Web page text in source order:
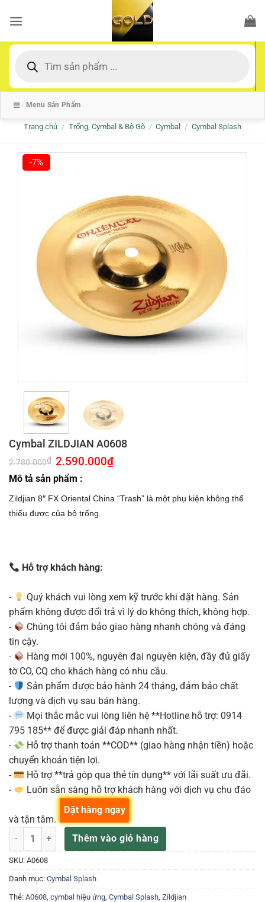
qua
dung
kiếm
Menu Sản Phẩm
Trang chủ / Trống, Cymbal & Bộ Gõ / Cymbal / Cymbal Splash
-7%
Cymbal ZILDJIAN A0608
2.780.000₫ Giá
gốc
là:
2.780.000₫.
2.590.000₫Giá
Mô tả sản phẩm :
Zildjian 8″ FX Oriental China “Trash” là một phụ kiện không thể
thiếu được của bộ trống
Hỗ trợ khách hàng:
-
Quý khách vui lòng xem kỹ trước khi đặt hàng. Sản
phẩm không được đổi trả vì lý do không thích, không hợp.
-
Chúng tôi đảm bảo giao hàng nhanh chóng và đáng
tin cậy.
-
Hàng mới 100%, nguyên đai nguyên kiện, đầy đủ giấy
tờ CO, CQ cho khách hàng có nhu cầu.
-
Sản phẩm được bảo hành 24 tháng, đảm bảo chất
lượng và dịch vụ sau bán hàng.
-
Mọi thắc mắc vui lòng liên hệ **Hotline hỗ trợ: 0914
795 185** để được giải đáp nhanh nhất.
-
Hỗ trợ thanh toán **COD** (giao hàng nhận tiền) hoặc
chuyển khoản tiện lợi.
-
Hỗ trợ **trả góp qua thẻ tín dụng** với lãi suất ưu đãi.
-
Luôn sẵn sàng hỗ trợ khách hàng với dịch vụ chu đáo
và tận tâm.
Cymbal ZILDJIAN A0608 số lượng
Thêm vào giỏ hàng
Đặt hàng ngay
SKU: A0608
Danh mục: Cymbal Splash
Thẻ: A0608 cymbal hiệu ứng Cymbal Splash Zildjian